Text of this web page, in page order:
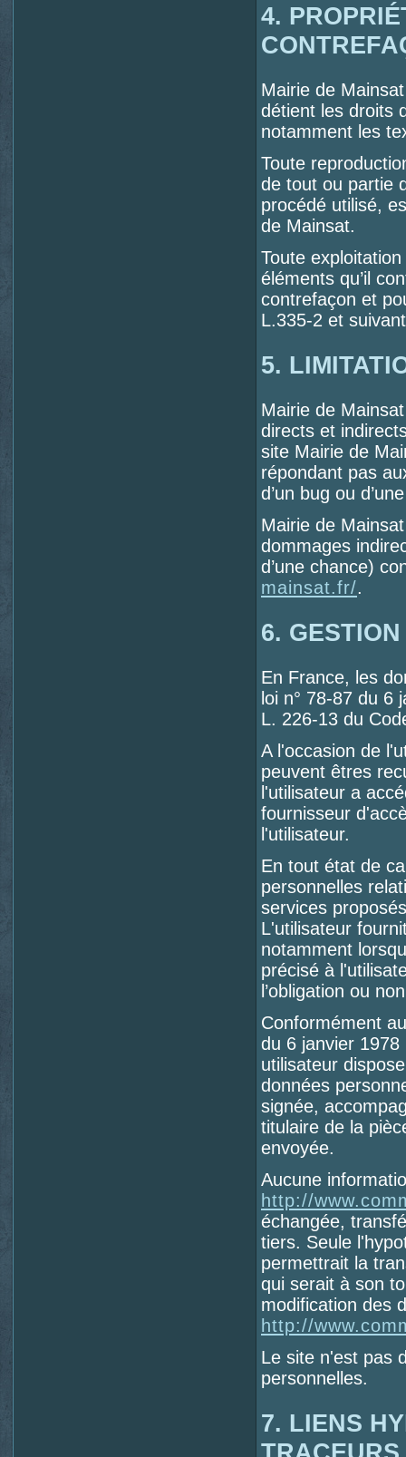
4.
Mairie de
détient les droits
notamment les
Toute
de tout ou partie
procédé utilisé,
de Mainsat.
Toute
éléments qu’il
contrefaçon et
L.335-2 et
5.
Mairie de
directs et
site Mairie de
répondant pas
d’un bug ou
Mairie de
dommages
d’une chance)
mainsat.fr/.
6.
En France, les
loi n° 78-87 du 6
L. 226-13 du
A l'occasion de
peuvent êtres
l'utilisateur a
fournisseur
l'utilisateur.
En tout état de
personnelles
services
L'utilisateur
notamment
précisé à
l’obligation ou
Conformément
du 6 janvier 1978
utilisateur
données
signée,
titulaire de la
envoyée.
Aucune
http://
échangée,
tiers. Seule
permettrait la
qui serait à son
modification des
http://
Le site n'est pas
personnelles.
7. LIENS